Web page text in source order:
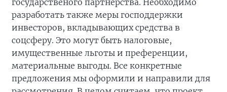
государственого партнерства. Необходимо
разработать также меры господдержки
инвесторов, вкладывающих средства в
соцсферу. Это могут быть налоговые,
имущественные льготы и преференции,
материальные выгоды. Все конкретные
предложения мы оформили и направили для